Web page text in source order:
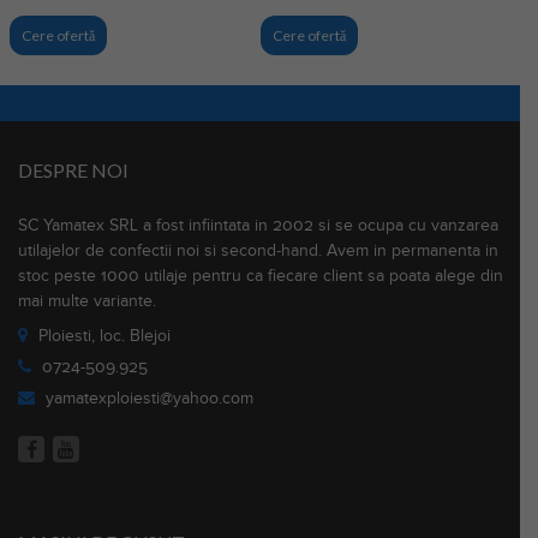
Cere ofertă Cere ofertă
DESPRE NOI
SC Yamatex SRL a fost infiintata in 2002 si se ocupa cu vanzarea
utilajelor de confectii noi si second-hand. Avem in permanenta in
stoc peste 1000 utilaje pentru ca fiecare client sa poata alege din
mai multe variante.
Ploiesti, loc. Blejoi
0724-509.925
yamatexploiesti@yahoo.com